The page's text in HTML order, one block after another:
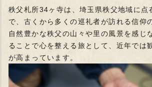
秩父札所34ヶ寺は、埼玉県秩父地域に点
で、古くから多くの巡礼者が訪れる信仰
自然豊かな秩父の山々や里の風景を感じ
ることで心を整える旅として、近年では
が高まっています。